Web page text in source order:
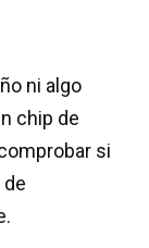
ni algo
chip de
si